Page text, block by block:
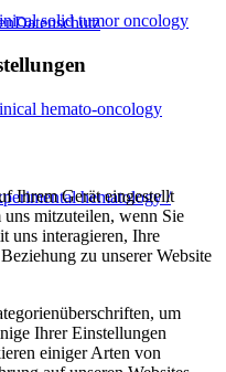
solid tumor oncology
hemato-oncology
hematology /
Datenschutz
Ihrem Gerät eingestellt
mitzuteilen, wenn Sie
uns interagieren, Ihre
zu unserer Website
um
Ihrer Einstellungen
einiger Arten von